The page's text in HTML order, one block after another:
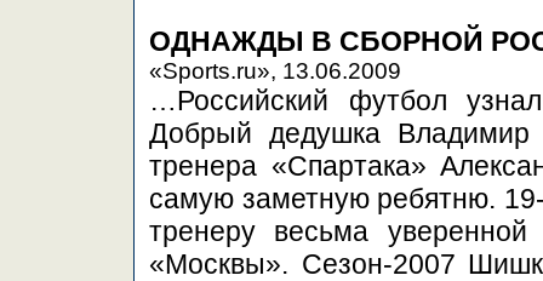
ОДНАЖДЫ В СБОРНОЙ
«Sports.ru», 13.06.2009
…Российский футбол
Добрый дедушка Владимир
тренера «Спартака»
самую заметную ребятню.
тренеру весьма
«Москвы». Сезон-2007